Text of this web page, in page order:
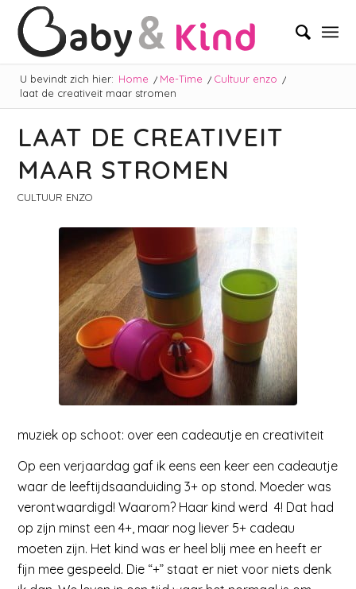
U bevindt zich hier: Home / Me-Time / Cultuur enzo /
laat de creativeit maar stromen
LAAT DE CREATIVEIT
MAAR STROMEN
CULTUUR ENZO
muziek op schoot: over een cadeautje en creativiteit
Op een verjaardag gaf ik eens een keer een cadeautje
waar de leeftijdsaanduiding 3+ op stond. Moeder was
verontwaardigd! Waarom? Haar kind werd 4! Dat had
op zijn minst een 4+, maar nog liever 5+ cadeau
moeten zijn. Het kind was er heel blij mee en heeft er
fijn mee gespeeld. Die “+” staat er niet voor niets denk